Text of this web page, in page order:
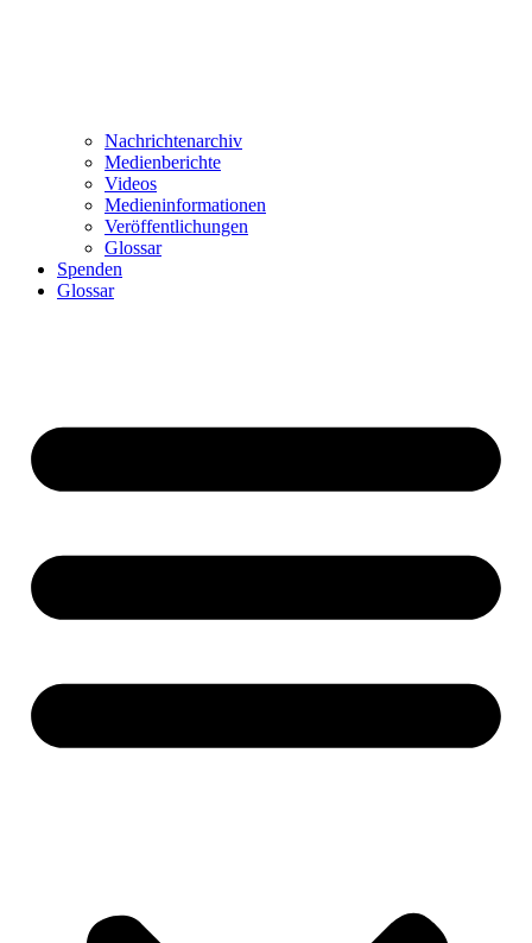
Nachrichtenarchiv
Medienberichte
Videos
Medieninformationen
Veröffentlichungen
Glossar
Spenden
Glossar